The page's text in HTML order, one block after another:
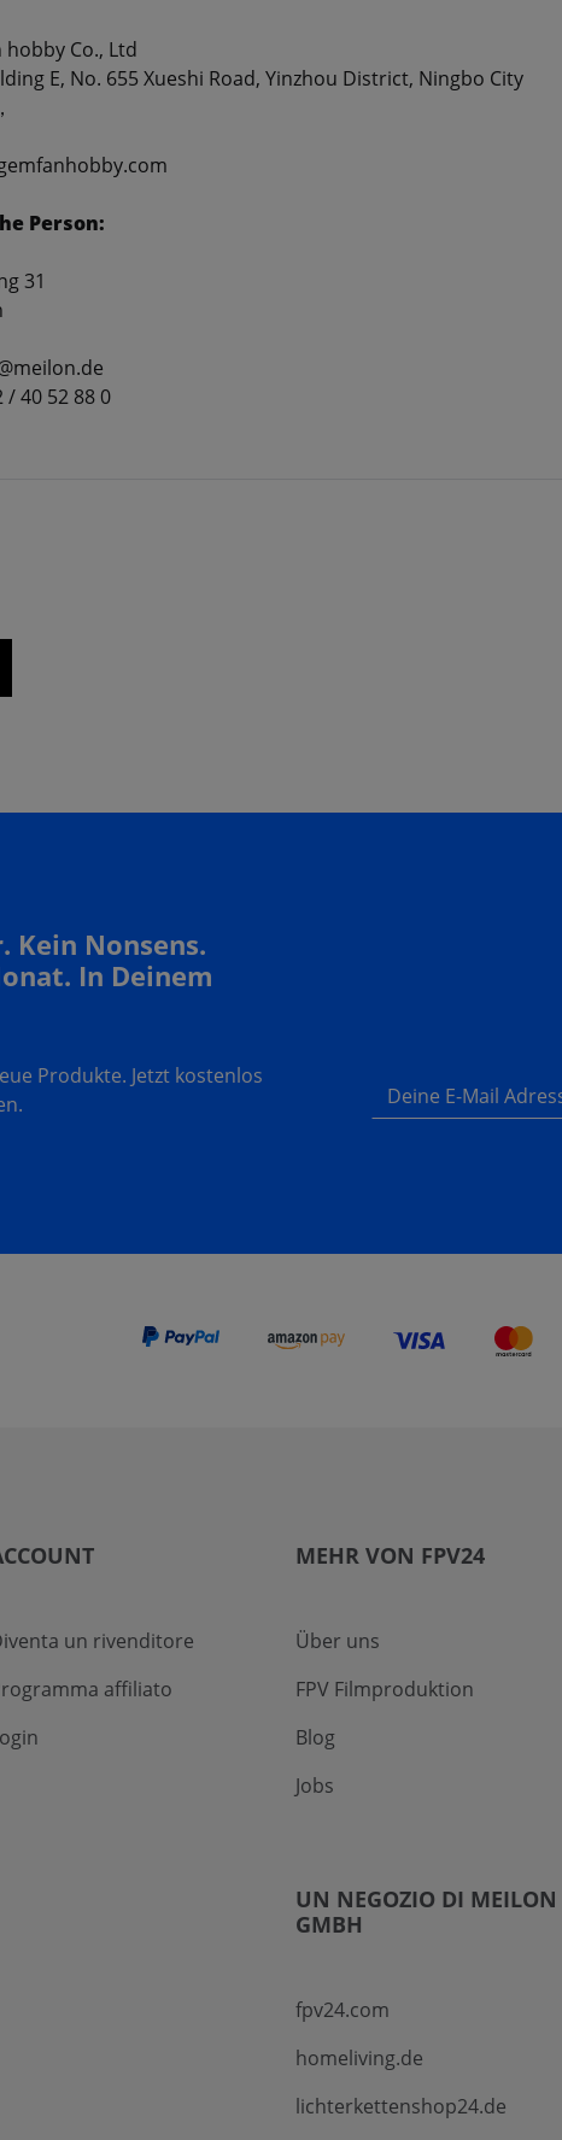
Co., Ltd
E, No. 655 Xueshi Road, Yinzhou District, Ningbo City
Person:
31
/ 40 52 88 0
Kein Nonsens.
In Deinem
Produkte. Jetzt kostenlos
Deine E-Mail Adresse
un rivenditore
affiliato
MEHR VON FPV24
Über uns
FPV Filmproduktion
Blog
Jobs
UN NEGOZIO DI MEILON
GMBH
fpv24.com
homeliving.de
lichterkettenshop24.de